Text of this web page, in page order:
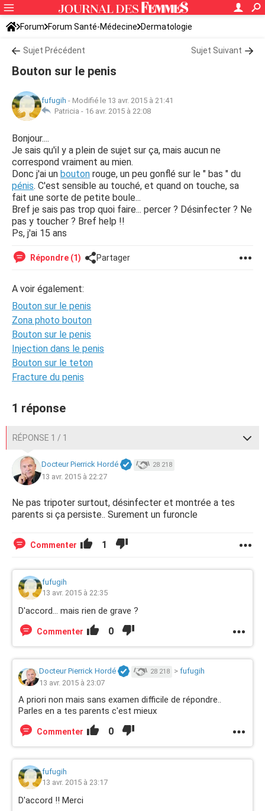
Forum Forum Santé-Médecine Dermatologie
Sujet Précédent Sujet Suivant
Bouton sur le penis
fufugih - Modifié le 13 avr. 2015 à 21:41
Patricia - 16 avr. 2015 à 22:08
Bonjour....
Je sais qu'il y a plein de sujet sur ça, mais aucun ne
correspond vraiment au mien.
Donc j'ai un bouton rouge, un peu gonflé sur le " bas " du
pénis. C'est sensible au touché, et quand on touche, sa
fait une sorte de petite boule...
Bref je sais pas trop quoi faire... percer ? Désinfecter ? Ne
pas y toucher ? Bref help !!
Ps, j'ai 15 ans
Répondre (1) Partager
A voir également:
Bouton sur le penis
Zona photo bouton
Bouton sur le penis
Injection dans le penis
Bouton sur le teton
Fracture du penis
1 réponse
RÉPONSE 1 / 1
Docteur Pierrick Hordé 28 218
13 avr. 2015 à 22:27
Ne pas tripoter surtout, désinfecter et montrée a tes
parents si ça persiste.. Surement un furoncle
Commenter 1
fufugih
13 avr. 2015 à 22:35
D'accord... mais rien de grave ?
Commenter 0
Docteur Pierrick Hordé 28 218 > fufugih
13 avr. 2015 à 23:07
A priori non mais sans examen difficile de répondre..
Parles en a tes parents c'est mieux
Commenter 0
fufugih
13 avr. 2015 à 23:17
D'accord !! Merci